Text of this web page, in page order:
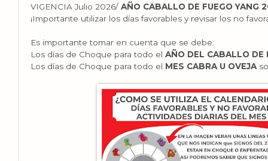
VIGENCIA Julio 2026/ AÑO CABALLO DE FUEGO YANG
¡Importante utilizar los días favorables y revisar los no
Es importante tomar en cuenta que se debe:
Los días de Choque para todo el AÑO DEL CABALLO DE
Los días de Choque para todo el MES CABRA U OVEJA